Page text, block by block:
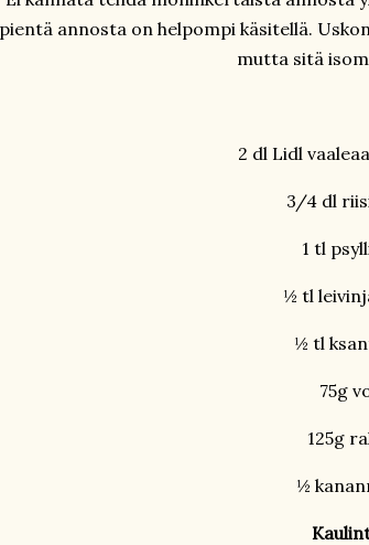
pientä annosta on helpompi käsitellä.
mutta sitä
2 dl Lidl
3/4 dl
1 tl
½ tl
½ tl
75g
125g
½